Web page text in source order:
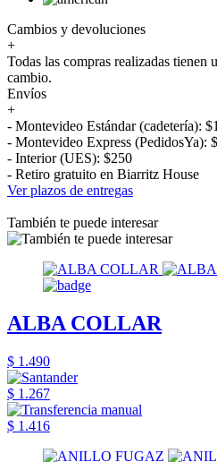
Cambios y devoluciones
+
Todas las compras realizadas tienen
cambio.
Envíos
+
- Montevideo Estándar (cadetería):
- Montevideo Express (PedidosYa):
- Interior (UES): $250
- Retiro gratuito en Biarritz House
Ver plazos de entregas
También te puede interesar
ALBA COLLAR
$ 1.490
$ 1.267
$ 1.416